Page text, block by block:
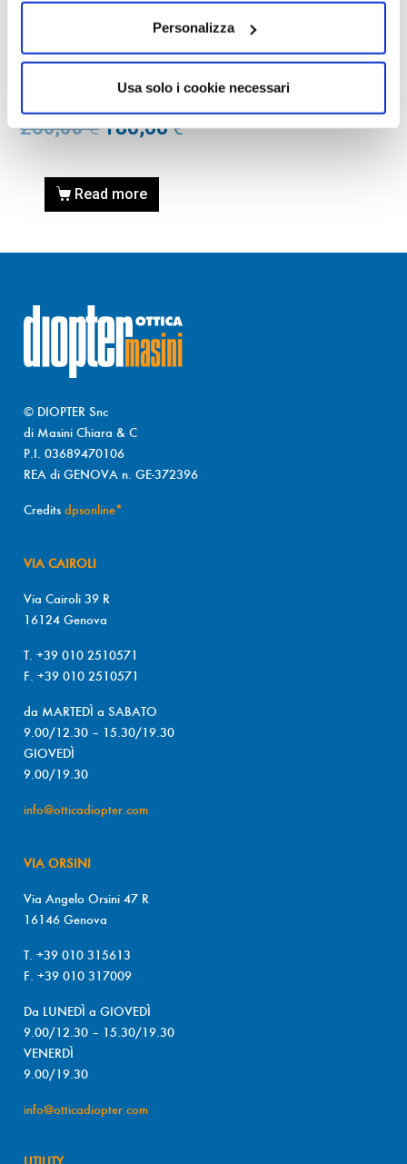
Personalizza
Usa solo i cookie necessari
OCCHIALI DA SOLE
OCCHIALE DA SOLE TOM
FORD FT0537 50 41E –
giallo/altro / marrone
260,00€ 180,00€
Read more
© DIOPTER Snc
di Masini Chiara & C
P.I. 03689470106
REA di GENOVA n. GE-372396
Credits dpsonline*
VIA CAIROLI
Via Cairoli 39 R
16124 Genova
T. +39 010 2510571
F. +39 010 2510571
da MARTEDÌ a SABATO
9.00/12.30 – 15.30/19.30
GIOVEDÌ
9.00/19.30
info@otticadiopter.com
VIA ORSINI
Via Angelo Orsini 47 R
16146 Genova
T. +39 010 315613
F. +39 010 317009
Da LUNEDÌ a GIOVEDÌ
9.00/12.30 – 15.30/19.30
VENERDÌ
9.00/19.30
info@otticadiopter.com